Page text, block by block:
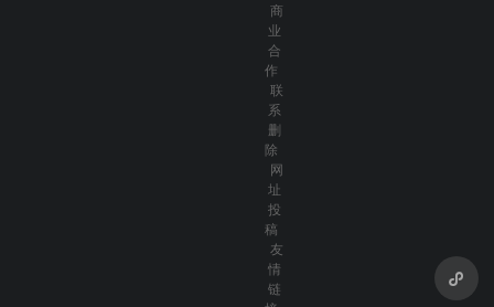
商
业
合
作
联
系
删
除
网
址
投
稿
友
情
链